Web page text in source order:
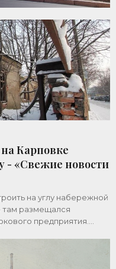
Карповке
- «Свежие новости
на углу набережной
там размещался
предприятия.